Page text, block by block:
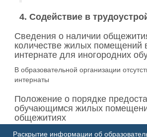
4. Содействие в
Сведения о наличии
количестве жилых помещений
интернате для иногородних
В образовательной организации
интернаты
Положение о порядке
обучающимся жилых
общежитиях
В образовательной организации
Раскрытие информации об